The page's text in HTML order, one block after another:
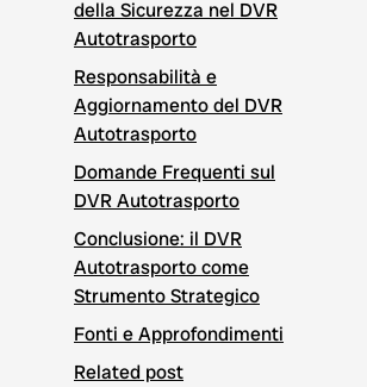
della Sicurezza nel DVR
Autotrasporto
Responsabilità e
Aggiornamento del DVR
Autotrasporto
Domande Frequenti sul
DVR Autotrasporto
Conclusione: il DVR
Autotrasporto come
Strumento Strategico
Fonti e Approfondimenti
Related post